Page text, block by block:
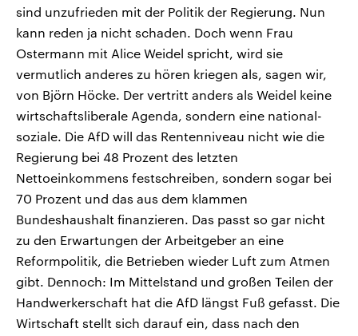
sind unzufrieden mit der Politik der Regierung. Nun
kann reden ja nicht schaden. Doch wenn Frau
Ostermann mit Alice Weidel spricht, wird sie
vermutlich anderes zu hören kriegen als, sagen wir,
von Björn Höcke. Der vertritt anders als Weidel keine
wirtschaftsliberale Agenda, sondern eine national-
soziale. Die AfD will das Rentenniveau nicht wie die
Regierung bei 48 Prozent des letzten
Nettoeinkommens festschreiben, sondern sogar bei
70 Prozent und das aus dem klammen
Bundeshaushalt finanzieren. Das passt so gar nicht
zu den Erwartungen der Arbeitgeber an eine
Reformpolitik, die Betrieben wieder Luft zum Atmen
gibt. Dennoch: Im Mittelstand und großen Teilen der
Handwerkerschaft hat die AfD längst Fuß gefasst. Die
Wirtschaft stellt sich darauf ein, dass nach den